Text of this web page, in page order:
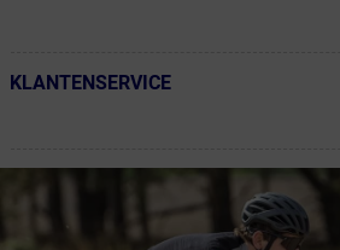
← Terug naar productnavigatie
KLANTENSERVICE